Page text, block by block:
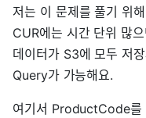
저는 이 문제를 풀기 위
CUR에는 시간 단위 많
데이터가 S3에 모두 저
Query가 가능해요.
여기서 ProductCode